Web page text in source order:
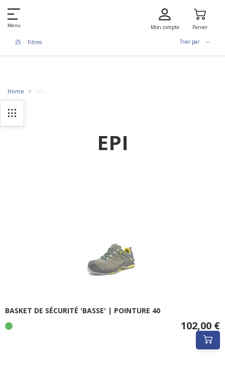
Menu Mon compte Panier
Filtres Trier par
Home EPI
EPI
BASKET DE SÉCURITÉ 'BASSE' | POINTURE 40
102,00 €